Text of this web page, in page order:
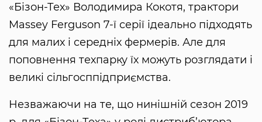
«Бізон-Тех» Володимира Кокотя, трактори
Massey Ferguson 7-ї серії ідеально підходять
для малих і середніх фермерів. Але для
поповнення техпарку їх можуть розглядати і
великі сільгосппідприємства.
Незважаючи на те, що нинішній сезон 2019